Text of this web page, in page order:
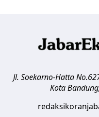
Jl. Soekarno-Hatta
Kota Bandung